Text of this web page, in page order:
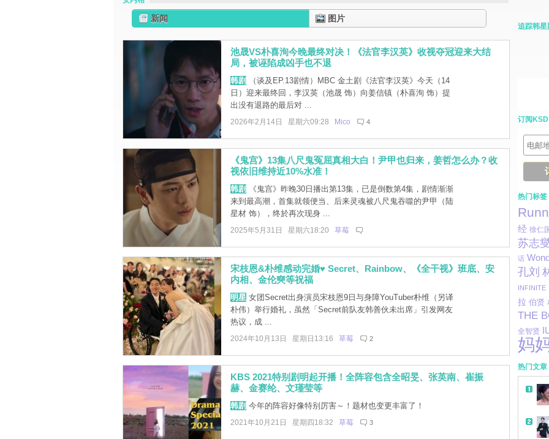
新闻 图片
池晟VS朴喜洵今晚最终对决！《法官李汉英》收视夺冠迎来大结
局，被诬陷成凶手也不退
韩剧 （谈及EP.13剧情）MBC 金土剧《法官李汉英》今天（14
日）迎来最终回，李汉英（池晟 饰）向姜信镇（朴喜洵 饰）提
出没有退路的最后对 ...
2026年2月14日 星期六09:28 Mico 4
《鬼宫》13集八尺鬼冤屈真相大白！尹甲也归来，姜哲怎么办？收
视依旧维持近10%水准！
韩剧 《鬼宫》昨晚30日播出第13集，已是倒数第4集，剧情渐渐
来到最高潮，首集就领便当、后来灵魂被八尺鬼吞噬的尹甲（陆
星材 饰），终於再次现身 ...
2025年5月31日 星期六18:20 草莓
宋枝恩&朴维感动完婚♥ Secret、Rainbow、《全干视》班底、安
内相、金伦奭等祝福
明星女团Secret出身演员宋枝恩9日与身障YouTuber朴维（另译
朴伟）举行婚礼，虽然「Secret前队友韩善伙未出席」引发网友
热议，成 ...
2024年10月13日 星期日13:16 草莓 2
KBS 2021特别剧明起开播！全阵容包含全昭旻、张英南、崔振
赫、金赛纶、文瑾莹等
韩剧 今年的阵容好像特别厉害～！题材也变更丰富了！
2021年10月21日 星期四18:32 草莓 3
追踪韩星
订阅KSD
热门标签
经 徐仁
苏志
话
孔刘
INFINITE
拉 伯贤
THE
全智贤
妈
热门文章